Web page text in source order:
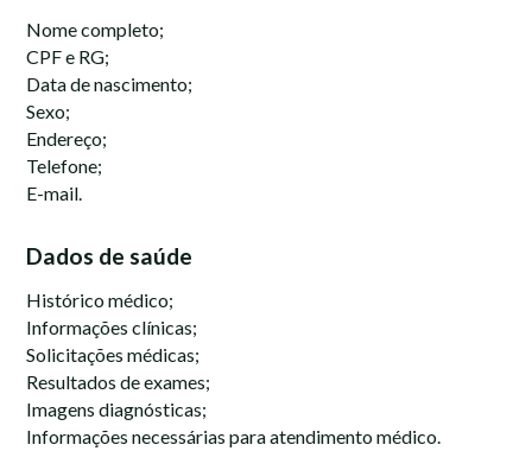
Nome completo;
CPF e RG;
Data de nascimento;
Sexo;
Endereço;
Telefone;
E-mail.
Dados de saúde
Histórico médico;
Informações clínicas;
Solicitações médicas;
Resultados de exames;
Imagens diagnósticas;
Informações necessárias para atendimento médico.